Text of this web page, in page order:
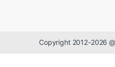
Copyright 2012-2026